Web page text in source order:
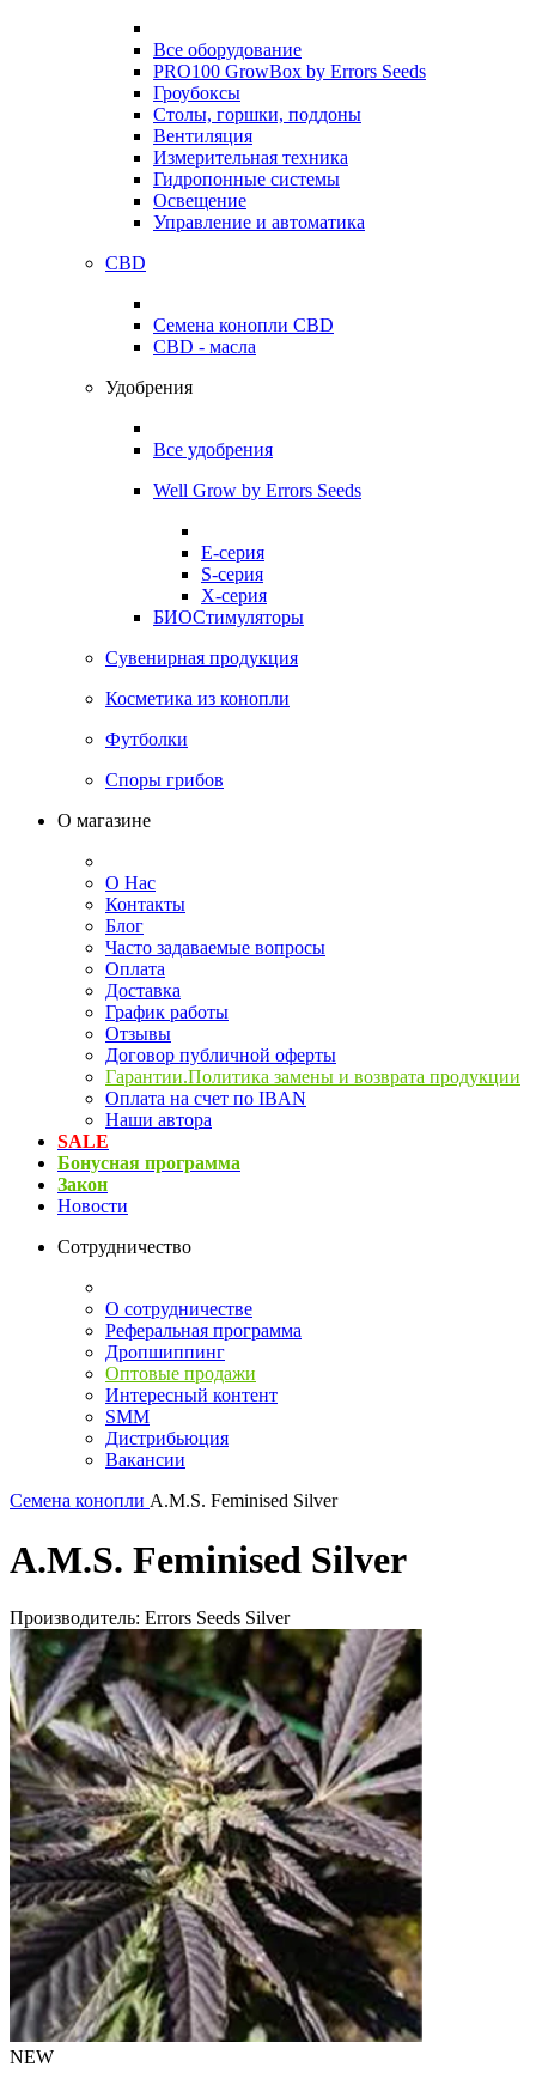
Все оборудование
PRO100 GrowBox by Errors Seeds
Гроубоксы
Столы, горшки, поддоны
Вентиляция
Измерительная техника
Гидропонные системы
Освещение
Управление и автоматика
CBD
Семена конопли CBD
CBD - масла
Удобрения
Все удобрения
Well Grow by Errors Seeds
E-серия
S-серия
X-серия
БИОСтимуляторы
Сувенирная продукция
Косметика из конопли
Футболки
Споры грибов
О магазине
О Нас
Контакты
Блог
Часто задаваемые вопросы
Оплата
Доставка
График работы
Отзывы
Договор публичной оферты
Гарантии.Политика замены и возврата продукции
Оплата на счет по IBAN
Наши автора
SALE
Бонусная программа
Закон
Новости
Сотрудничество
О сотрудничестве
Реферальная программа
Дропшиппинг
Оптовые продажи
Интересный контент
SMM
Дистрибьюция
Вакансии
Семена конопли A.M.S. Feminised Silver
A.M.S. Feminised Silver
Производитель: Errors Seeds Silver
NEW